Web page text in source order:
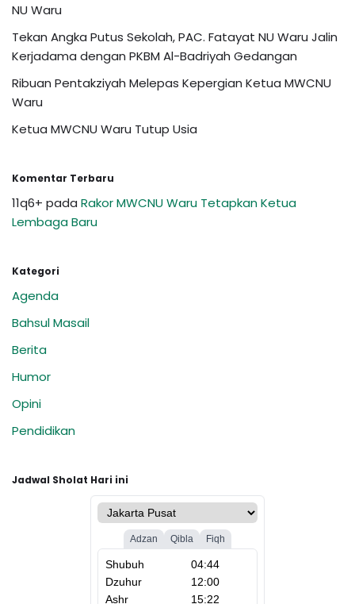
NU Waru
Tekan Angka Putus Sekolah, PAC. Fatayat NU Waru Jalin
Kerjadama dengan PKBM Al-Badriyah Gedangan
Ribuan Pentakziyah Melepas Kepergian Ketua MWCNU
Waru
Ketua MWCNU Waru Tutup Usia
Komentar Terbaru
11q6+ pada Rakor MWCNU Waru Tetapkan Ketua
Lembaga Baru
Kategori
Agenda
Bahsul Masail
Berita
Humor
Opini
Pendidikan
Jadwal Sholat Hari ini